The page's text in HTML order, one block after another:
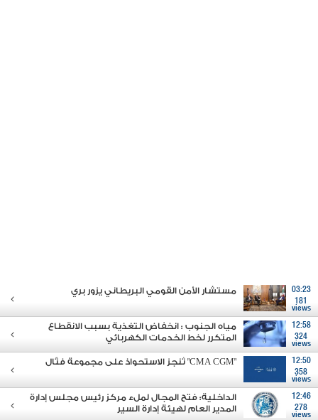
03:23
181
views
مستشار الأمن القومي البريطاني يزور بري
12:58
324
views
مياه الجنوب : انخفاض التغذية بسبب الانقطاع
المتكرر لخط الخدمات الكهربائي
12:50
358
views
"CMA CGM" تُنجز الاستحواذ على مجموعة فتّال
12:46
278
views
الداخلية: فتح المجال لملء مركز رئيس مجلس إدارة
المدير العام لهيئة إدارة السير